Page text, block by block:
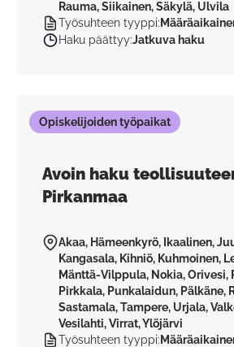
Rauma, Siikainen, Säkylä, Ulvila
Työsuhteen tyyppi:
Haku päättyy:Jatkuva haku
Opiskelijoiden työpaikat
Avoin haku
Pirkanmaa
Akaa, Hämeenkyrö, Ikaalinen,
Kangasala, Kihniö, Kuhmoinen,
Mänttä-Vilppula, Nokia, Orivesi,
Pirkkala, Punkalaidun, Pälkäne,
Sastamala, Tampere, Urjala,
Vesilahti, Virrat, Ylöjärvi
Työsuhteen tyyppi: